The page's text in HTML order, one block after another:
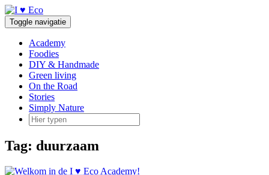
Doorgaan
naar
inhoud
Toggle navigatie
Academy
Foodies
DIY & Handmade
Green living
On the Road
Stories
Simply Nature
Tag: duurzaam